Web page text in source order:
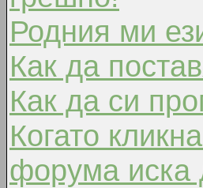
Родния ми
Как да
Как да си
Когато
форума иска